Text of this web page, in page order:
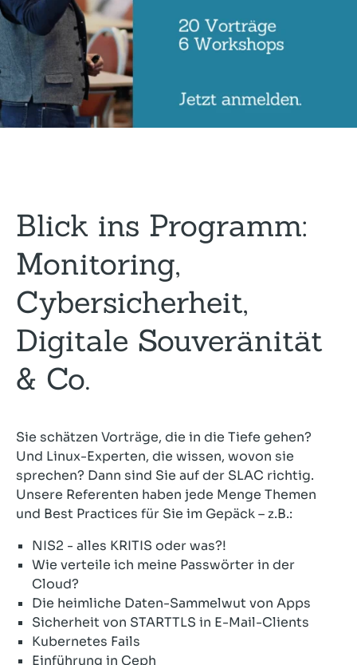
Blick ins Programm:
Monitoring,
Cybersicherheit,
Digitale Souveränität
& Co.
Sie schätzen Vorträge, die in die Tiefe gehen?
Und Linux-Experten, die wissen, wovon sie
sprechen? Dann sind Sie auf der SLAC richtig.
Unsere Referenten haben jede Menge Themen
und Best Practices für Sie im Gepäck – z.B.:
NIS2 - alles KRITIS oder was?!
Wie verteile ich meine Passwörter in der
Cloud?
Die heimliche Daten-Sammelwut von Apps
Sicherheit von STARTTLS in E-Mail-Clients
Kubernetes Fails
Einführung in Ceph